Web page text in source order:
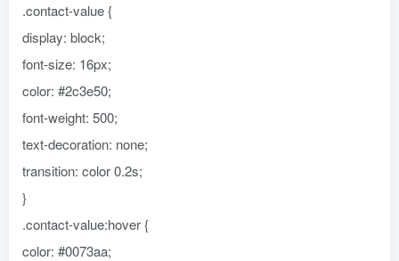
.contact-value {
display: block;
font-size: 16px;
color: #2c3e50;
font-weight: 500;
text-decoration: none;
transition: color 0.2s;
}
.contact-value:hover {
color: #0073aa;